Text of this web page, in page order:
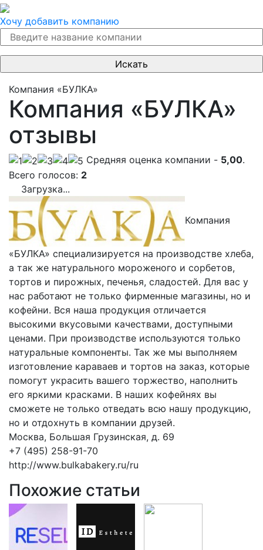
Хочу добавить компанию
Компания «БУЛКА»
Компания «БУЛКА»
отзывы
Cредняя оценка компании - 5,00.
Всего голосов: 2
Загрузка...
Компания
«БУЛКА» специализируется на производстве хлеба,
а так же натурального мороженого и сорбетов,
тортов и пирожных, печенья, сладостей. Для вас у
нас работают не только фирменные магазины, но и
кофейни. Вся наша продукция отличается
высокими вкусовыми качествами, доступными
ценами. При производстве используются только
натуральные компоненты. Так же мы выполняем
изготовление караваев и тортов на заказ, которые
помогут украсить вашего торжество, наполнить
его яркими красками. В наших кофейнях вы
сможете не только отведать всю нашу продукцию,
но и отдохнуть в компании друзей.
Москва, Большая Грузинская, д. 69
+7 (495) 258-91-70
http://www.bulkabakery.ru/ru
Похожие статьи